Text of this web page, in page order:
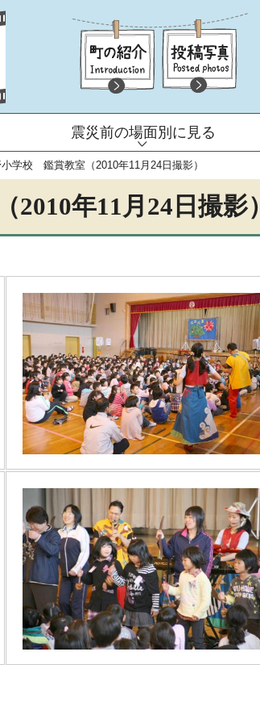
震災前の場面別に見る
小学校 鑑賞教室（2010年11月24日撮影）
年11月24日撮影）